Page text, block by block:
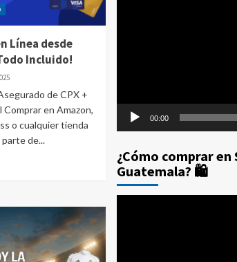
Línea desde
Incluido!
de CPX +
en Amazon,
o cualquier tienda
de...
00:00
¿Cómo comprar en
Guatemala? 🛍️